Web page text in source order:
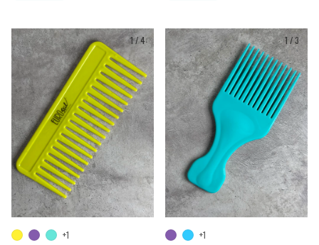
1/4
+1
1/3
+1